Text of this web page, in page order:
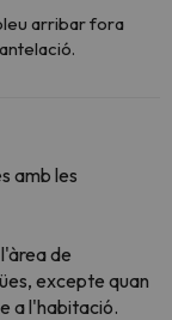
arribar fora
amb les
de
excepte quan
a l'habitació.